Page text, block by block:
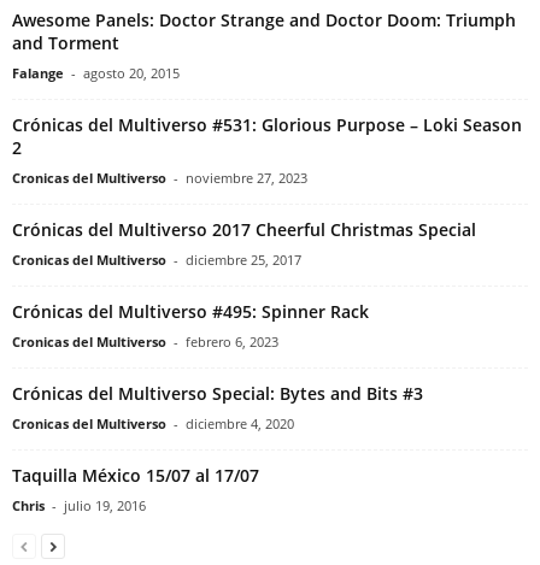
Awesome Panels: Doctor Strange and Doctor Doom: Triumph
and Torment
Falange - agosto 20, 2015
Crónicas del Multiverso #531: Glorious Purpose – Loki Season
2
Cronicas del Multiverso - noviembre 27, 2023
Crónicas del Multiverso 2017 Cheerful Christmas Special
Cronicas del Multiverso - diciembre 25, 2017
Crónicas del Multiverso #495: Spinner Rack
Cronicas del Multiverso - febrero 6, 2023
Crónicas del Multiverso Special: Bytes and Bits #3
Cronicas del Multiverso - diciembre 4, 2020
Taquilla México 15/07 al 17/07
Chris - julio 19, 2016